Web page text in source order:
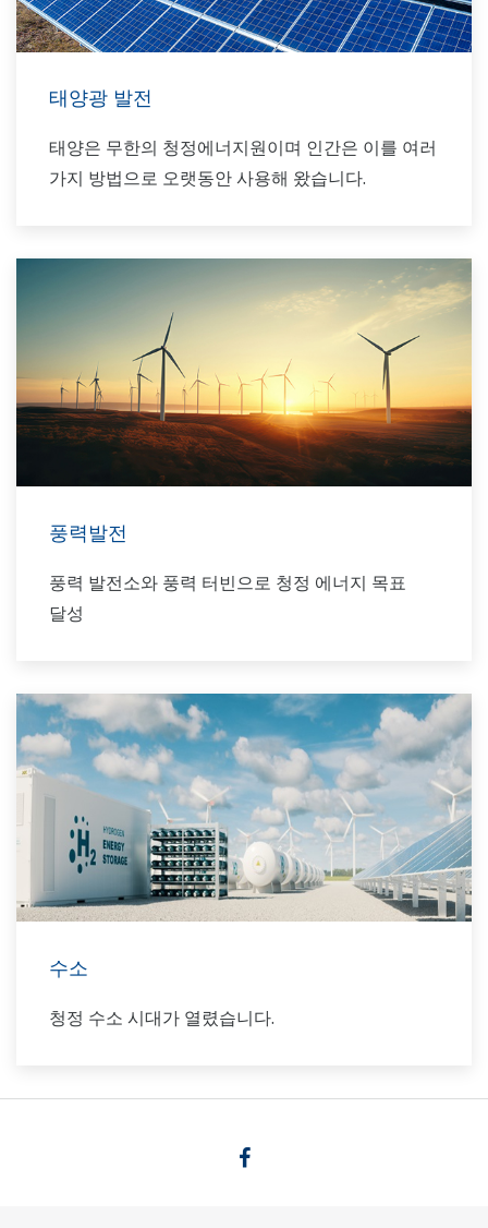
태양광 발전
태양은 무한의 청정에너지원이며 인간은 이를 여러
가지 방법으로 오랫동안 사용해 왔습니다.
풍력발전
풍력 발전소와 풍력 터빈으로 청정 에너지 목표
달성
수소
청정 수소 시대가 열렸습니다.